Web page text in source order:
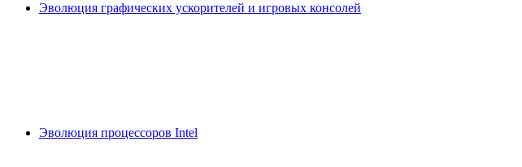
Эволюция графических ускорителей и игровых консолей
Эволюция процессоров Intel